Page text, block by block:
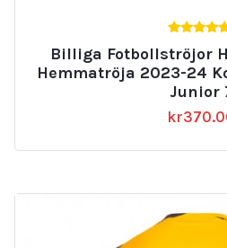
av 5
Billiga Fotbollströjor
Hemmatröja 2023-24
Junior
kr